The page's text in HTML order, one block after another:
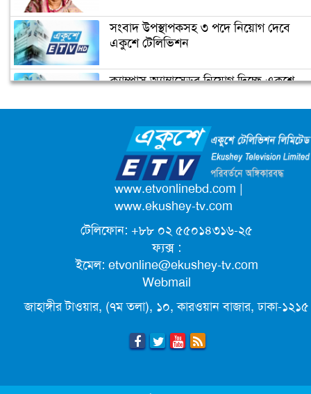
ফ্রান্সের মুসলিমদের আলটিমেটাম দিলেন
ম্যাক্রোঁ
কমলার ইতিহাস
সংবাদ উপস্থাপকসহ ৩ পদে নিয়োগ দেবে
একুশে টেলিভিশন
ক্যাম্পাস অ্যাম্বাসেডর নিয়োগ দিচ্ছে একুশে
জাতিসংঘের পরবর্তী মহাসচিব পদে
আলোচনায় ড. ইউনূস
পদোন্নতি পেয়ে সচিব হলেন ২ কর্মকর্তা
লিগ্যাল এইডের মাধ্যমে সন্তান ফিরে পেল
সেই কিশোরী মা জুঁই
জেট ফুয়েলের দাম কমলো লিটারে ১৯ টাকা
মূল্যস্ফীতি কমে জুনে ৯ দশমিক ১৬ শতাংশ
www.etvonlinebd.com |
www.ekushey-tv.com
টেলিফোন: +৮৮ ০২ ৫৫০১৪৩১৬-২৫
ফ্যক্স :
ইমেল: etvonline@ekushey-tv.com
Webmail
জাহাঙ্গীর টাওয়ার, (৭ম তলা), ১০, কারওয়ান বাজার, ঢাকা-১২১৫